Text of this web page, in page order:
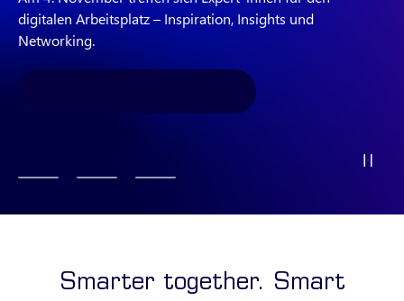
digitalen Arbeitsplatz – Inspiration, Insights und
Networking.
ERP‑Schnittstelle genutzt wird.
Vollständige Fallstudie lesen
Insights für moderne Organisationen auf der Atlassian
Team'26. Treffen Sie uns in Amsterdam.
Smarter together. Smart